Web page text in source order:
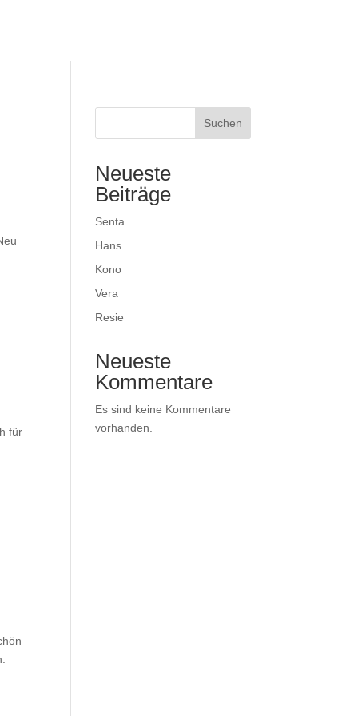
für
Suchen
Neueste
Beiträge
Senta
Hans
Kono
Vera
Resie
Neueste
Kommentare
Es sind keine Kommentare
vorhanden.